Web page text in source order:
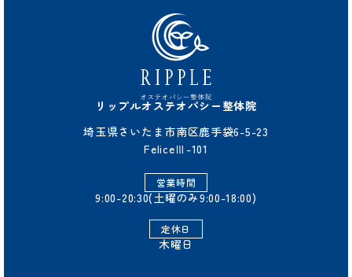
リップルオステオパシー整体院
埼玉県さいたま市南区鹿手袋6-5-23
FeliceⅢ-101
営業時間
9:00-20:30(土曜のみ9:00-18:00)
定休日
木曜日